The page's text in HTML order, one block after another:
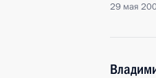
29 мая